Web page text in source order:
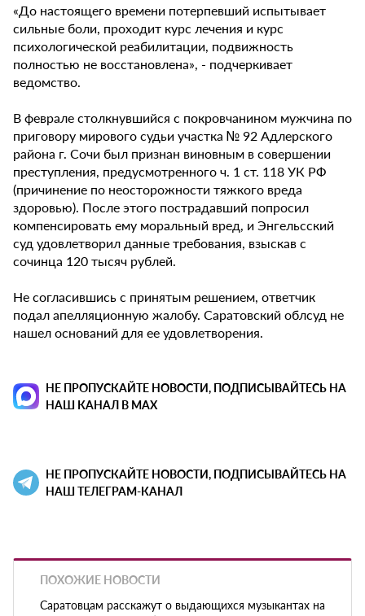
«До настоящего времени потерпевший испытывает
сильные боли, проходит курс лечения и курс
психологической реабилитации, подвижность
полностью не восстановлена», - подчеркивает
ведомство.
В феврале столкнувшийся с покровчанином мужчина по
приговору мирового судьи участка № 92 Адлерского
района г. Сочи был признан виновным в совершении
преступления, предусмотренного ч. 1 ст. 118 УК РФ
(причинение по неосторожности тяжкого вреда
здоровью). После этого пострадавший попросил
компенсировать ему моральный вред, и Энгельсский
суд удовлетворил данные требования, взыскав с
сочинца 120 тысяч рублей.
Не согласившись с принятым решением, ответчик
подал апелляционную жалобу. Саратовский облсуд не
нашел оснований для ее удовлетворения.
НЕ ПРОПУСКАЙТЕ НОВОСТИ, ПОДПИСЫВАЙТЕСЬ НА
НАШ КАНАЛ В MAX
НЕ ПРОПУСКАЙТЕ НОВОСТИ, ПОДПИСЫВАЙТЕСЬ НА
НАШ ТЕЛЕГРАМ-КАНАЛ
ПОХОЖИЕ НОВОСТИ
Саратовцам расскажут о выдающихся музыкантах на